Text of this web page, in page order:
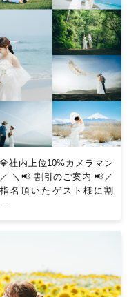
社内上位10%カメラマン
＼📢 割引のご案内 📢／
名頂いたゲスト様に割